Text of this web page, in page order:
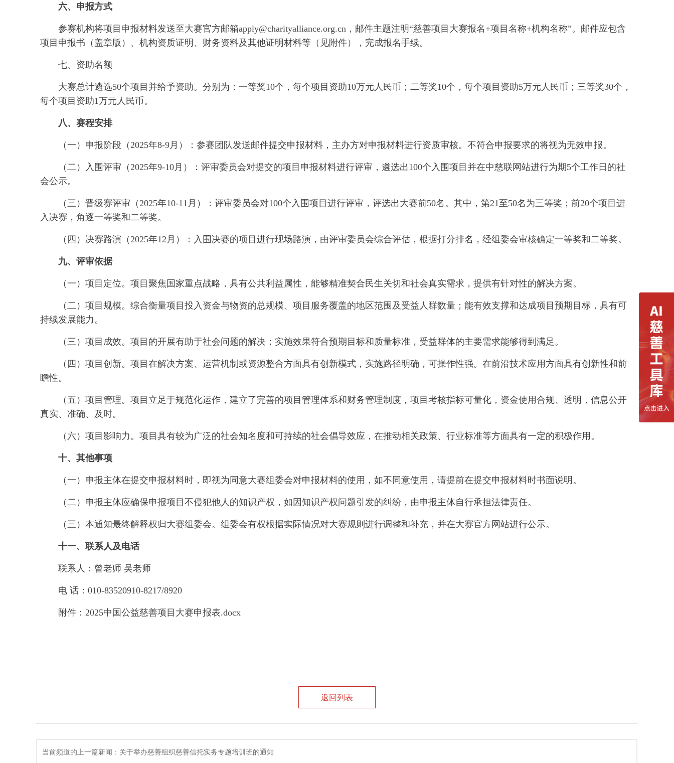
六、申报方式
参赛机构将项目申报材料发送至大赛官方邮箱apply@charityalliance.org.cn，邮件主题注明“慈善项目大赛报名+项目名称+机构名称”。邮件应包含
项目申报书（盖章版）、机构资质证明、财务资料及其他证明材料等（见附件），完成报名手续。
七、资助名额
大赛总计遴选50个项目并给予资助。分别为：一等奖10个，每个项目资助10万元人民币；二等奖10个，每个项目资助5万元人民币；三等奖30个，
每个项目资助1万元人民币。
八、赛程安排
（一）申报阶段（2025年8-9月）：参赛团队发送邮件提交申报材料，主办方对申报材料进行资质审核。不符合申报要求的将视为无效申报。
（二）入围评审（2025年9-10月）：评审委员会对提交的项目申报材料进行评审，遴选出100个入围项目并在中慈联网站进行为期5个工作日的社
会公示。
（三）晋级赛评审（2025年10-11月）：评审委员会对100个入围项目进行评审，评选出大赛前50名。其中，第21至50名为三等奖；前20个项目进
入决赛，角逐一等奖和二等奖。
（四）决赛路演（2025年12月）：入围决赛的项目进行现场路演，由评审委员会综合评估，根据打分排名，经组委会审核确定一等奖和二等奖。
九、评审依据
（一）项目定位。项目聚焦国家重点战略，具有公共利益属性，能够精准契合民生关切和社会真实需求，提供有针对性的解决方案。
（二）项目规模。综合衡量项目投入资金与物资的总规模、项目服务覆盖的地区范围及受益人群数量；能有效支撑和达成项目预期目标，具有可
持续发展能力。
（三）项目成效。项目的开展有助于社会问题的解决；实施效果符合预期目标和质量标准，受益群体的主要需求能够得到满足。
（四）项目创新。项目在解决方案、运营机制或资源整合方面具有创新模式，实施路径明确，可操作性强。在前沿技术应用方面具有创新性和前
瞻性。
（五）项目管理。项目立足于规范化运作，建立了完善的项目管理体系和财务管理制度，项目考核指标可量化，资金使用合规、透明，信息公开
真实、准确、及时。
（六）项目影响力。项目具有较为广泛的社会知名度和可持续的社会倡导效应，在推动相关政策、行业标准等方面具有一定的积极作用。
十、其他事项
（一）申报主体在提交申报材料时，即视为同意大赛组委会对申报材料的使用，如不同意使用，请提前在提交申报材料时书面说明。
（二）申报主体应确保申报项目不侵犯他人的知识产权，如因知识产权问题引发的纠纷，由申报主体自行承担法律责任。
（三）本通知最终解释权归大赛组委会。组委会有权根据实际情况对大赛规则进行调整和补充，并在大赛官方网站进行公示。
十一、联系人及电话
联系人：曾老师 吴老师
电 话：010-83520910-8217/8920
附件：2025中国公益慈善项目大赛申报表.docx
返回列表
当前频道的上一篇新闻：关于举办慈善组织慈善信托实务专题培训班的通知